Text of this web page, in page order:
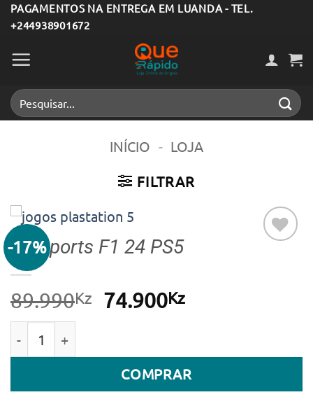
Skip
to
content
PAGAMENTOS NA ENTREGA EM LUANDA - TEL.
+244938901672
Pesquisar
por:
INÍCIO - LOJA
FILTRAR
-17%
EA Sports F1 24 PS5
89.990Kz
O
era:
89.990Kz.
74.900KzO
é:
74.900Kz.
COMPRAR